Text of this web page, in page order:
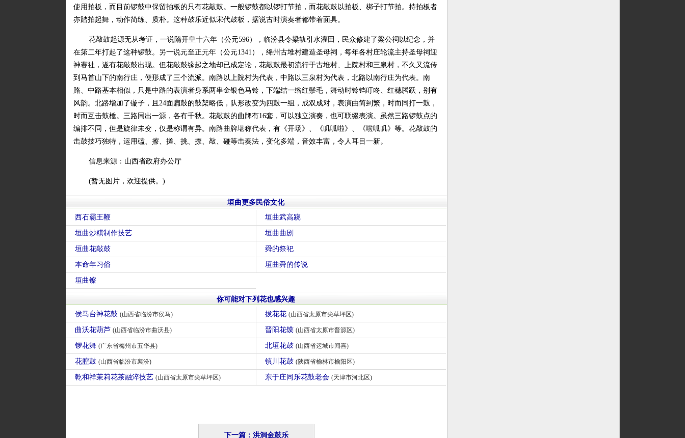
使用拍板，而目前锣鼓中保留拍板的只有花敲鼓。一般锣鼓都以锣打节拍，而花敲鼓以拍板、梆子打节拍。持拍板者
亦踏拍起舞，动作简练、质朴。这种鼓乐近似宋代鼓板，据说古时演奏者都带着面具。
花敲鼓起源无从考证，一说隋开皇十六年（公元596），临汾县令梁轨引水灌田，民众修建了梁公祠以纪念，并
在第二年打起了这种锣鼓。另一说元至正元年（公元1341），绛州古堆村建造圣母祠，每年各村庄轮流主持圣母祠迎
神赛社，遂有花敲鼓出现。但花敲鼓缘起之地却已成定论，花敲鼓最初流行于古堆村、上院村和三泉村，不久又流传
到马首山下的南行庄，便形成了三个流派。南路以上院村为代表，中路以三泉村为代表，北路以南行庄为代表。南
路、中路基本相似，只是中路的表演者身系两串金银色马铃，下端结一绺红鬃毛，舞动时铃铛叮咚、红穗腾跃，别有
风韵。北路增加了镟子，且24面扁鼓的鼓架略低，队形改变为四鼓一组，成双成对，表演由简到繁，时而同打一鼓，
时而互击鼓棰。三路同出一源，各有千秋。花敲鼓的曲牌有16套，可以独立演奏，也可联缀表演。虽然三路锣鼓点的
编排不同，但是旋律未变，仅是称谓有异。南路曲牌堪称代表，有《开场》、《叽呱啦》、《啦呱叽》等。花敲鼓的
击鼓技巧独特，运用磕、擦、搓、挑、撩、敲、碰等击奏法，变化多端，音效丰富，令人耳目一新。
信息来源：山西省政府办公厅
(暂无图片，欢迎提供。)
垣曲更多民俗文化
西石霸王鞭
垣曲武高跷
垣曲炒粸制作技艺 垣曲曲剧
垣曲花敲鼓 舜的祭祀
本命年习俗 垣曲舜的传说
垣曲镲
你可能对下列花也感兴趣
侯马台神花鼓 (山西省临汾市侯马) 拔花花 (山西省太原市尖草坪区)
曲沃花葫芦 (山西省临汾市曲沃县) 晋阳花馍 (山西省太原市晋源区)
锣花舞 (广东省梅州市五华县) 北垣花鼓 (山西省运城市闻喜)
花腔鼓 (山西省临汾市襄汾) 镇川花鼓 (陕西省榆林市榆阳区)
乾和祥茉莉花茶融淬技艺 (山西省太原市尖草坪区) 东于庄同乐花鼓老会 (天津市河北区)
下一篇：洪洞金鼓乐